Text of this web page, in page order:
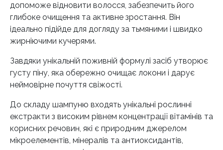
допоможе відновити волосся, забезпечить його
глибоке очищення та активне зростання. Він
ідеально підійде для догляду за тьмяними і швидко
жирніючими кучерями.
Завдяки унікальній поживній формулі засіб утворює
густу піну, яка обережно очищає локони і дарує
неймовірне почуття свіжості.
До складу шампуню входять унікальні рослинні
екстракти з високим рівнем концентрації вітамінів та
корисних речовин, які є природним джерелом
мікроелементів, мінералів та антиоксидантів,